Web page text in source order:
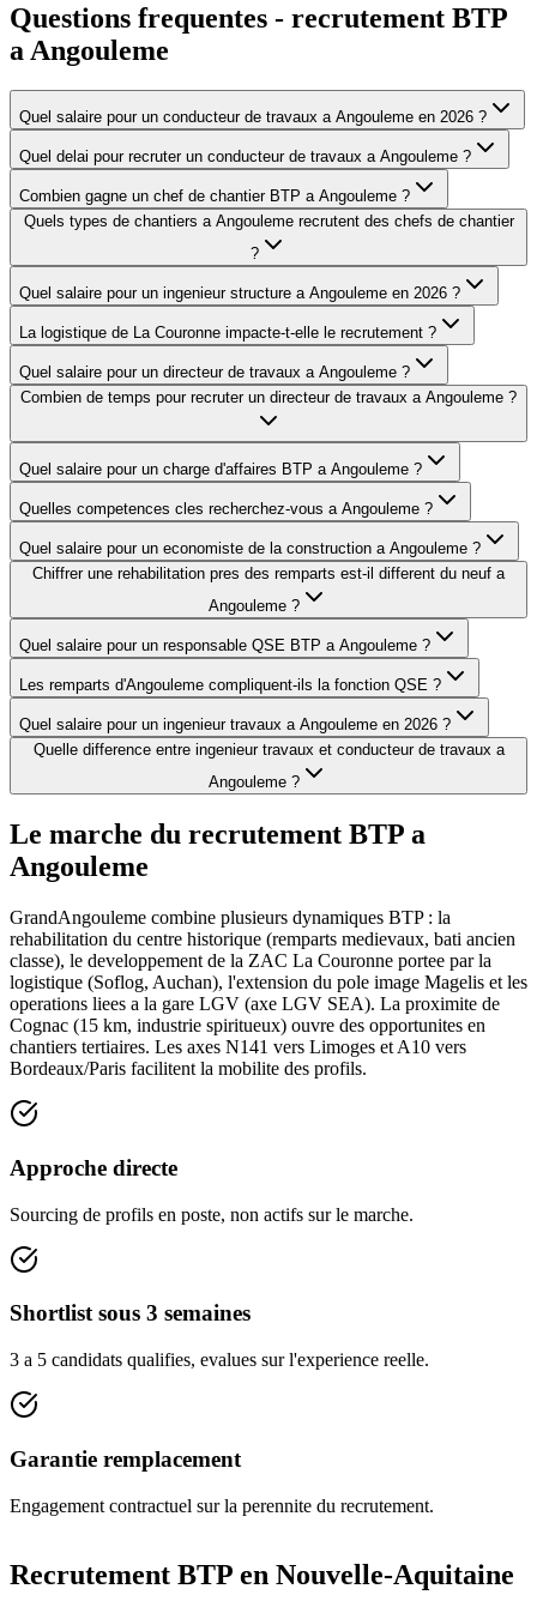
Questions frequentes - recrutement BTP
a Angouleme
Quel salaire pour un conducteur de travaux a Angouleme en 2026 ?
Quel delai pour recruter un conducteur de travaux a Angouleme ?
Combien gagne un chef de chantier BTP a Angouleme ?
Quels types de chantiers a Angouleme recrutent des chefs de chantier
?
Quel salaire pour un ingenieur structure a Angouleme en 2026 ?
La logistique de La Couronne impacte-t-elle le recrutement ?
Quel salaire pour un directeur de travaux a Angouleme ?
Combien de temps pour recruter un directeur de travaux a Angouleme ?
Quel salaire pour un charge d'affaires BTP a Angouleme ?
Quelles competences cles recherchez-vous a Angouleme ?
Quel salaire pour un economiste de la construction a Angouleme ?
Chiffrer une rehabilitation pres des remparts est-il different du neuf a
Angouleme ?
Quel salaire pour un responsable QSE BTP a Angouleme ?
Les remparts d'Angouleme compliquent-ils la fonction QSE ?
Quel salaire pour un ingenieur travaux a Angouleme en 2026 ?
Quelle difference entre ingenieur travaux et conducteur de travaux a
Angouleme ?
Le marche du recrutement BTP a
Angouleme
GrandAngouleme combine plusieurs dynamiques BTP : la
rehabilitation du centre historique (remparts medievaux, bati ancien
classe), le developpement de la ZAC La Couronne portee par la
logistique (Soflog, Auchan), l'extension du pole image Magelis et les
operations liees a la gare LGV (axe LGV SEA). La proximite de
Cognac (15 km, industrie spiritueux) ouvre des opportunites en
chantiers tertiaires. Les axes N141 vers Limoges et A10 vers
Bordeaux/Paris facilitent la mobilite des profils.
Approche directe
Sourcing de profils en poste, non actifs sur le marche.
Shortlist sous 3 semaines
3 a 5 candidats qualifies, evalues sur l'experience reelle.
Garantie remplacement
Engagement contractuel sur la perennite du recrutement.
Recrutement BTP en Nouvelle-Aquitaine